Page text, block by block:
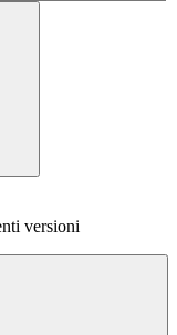
versioni